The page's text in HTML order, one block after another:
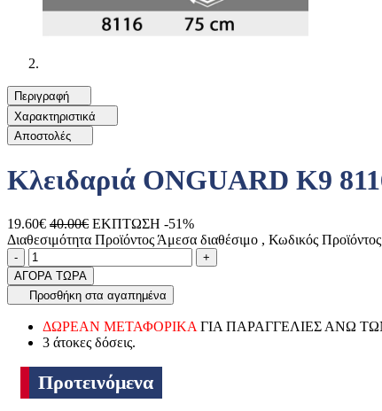
Περιγραφή
Χαρακτηριστικά
Αποστολές
Κλειδαριά ONGUARD K9
19.60€ 40.00€ ΕΚΠΤΩΣΗ -51%
Διαθεσιμότητα Προϊόντος Άμεσα διαθέσιμο , Κωδικός
Ποσότητα
-product.increase.quantity +
ΑΓΟΡΑ ΤΩΡΑ
Προσθήκη στα αγαπημένα
ΔΩΡΕΑΝ ΜΕΤΑΦΟΡΙΚΑ ΓΙΑ ΠΑΡΑΓΓΕΛΙΕΣ ΑΝΩ
3 άτοκες δόσεις.
Προτεινόμενα